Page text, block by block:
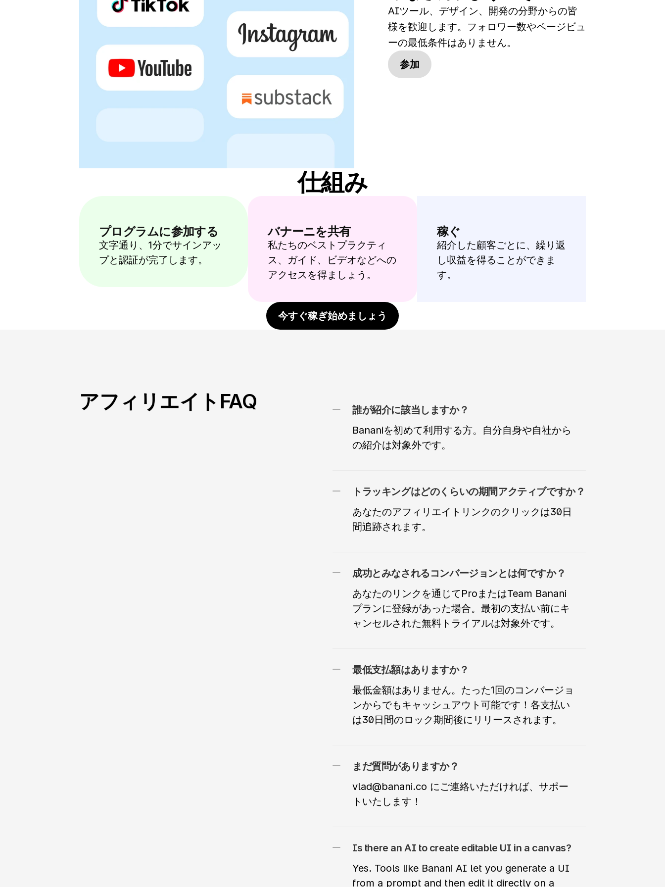
AIツール、デザイン、開発の分野からの皆
様を歓迎します。フォロワー数やページビュ
ーの最低条件はありません。
参加
仕組み
プログラムに参加する
文字通り、1分でサインアッ
プと認証が完了します。
バナーニを共有
私たちのベストプラクティ
ス、ガイド、ビデオなどへの
アクセスを得ましょう。
稼ぐ
紹介した顧客ごとに、繰り返
し収益を得ることができま
す。
今すぐ稼ぎ始めましょう
アフィリエイトFAQ
Bananiを初めて利用する方。自分自身や自社から
の紹介は対象外です。
トラッキングはどのくらいの期間アクティブですか？
あなたのアフィリエイトリンクのクリックは30日
間追跡されます。
あなたのリンクを通じてProまたはTeam Banani
プランに登録があった場合。最初の支払い前にキ
ャンセルされた無料トライアルは対象外です。
最低金額はありません。たった1回のコンバージョ
ンからでもキャッシュアウト可能です！各支払い
は30日間のロック期間後にリリースされます。
まだ質問がありますか？
vlad@banani.co にご連絡いただければ、サポー
トいたします！
Is there an AI to create editable UI in a canvas?
Yes. Tools like Banani AI let you generate a UI
from a prompt and then edit it directly on a